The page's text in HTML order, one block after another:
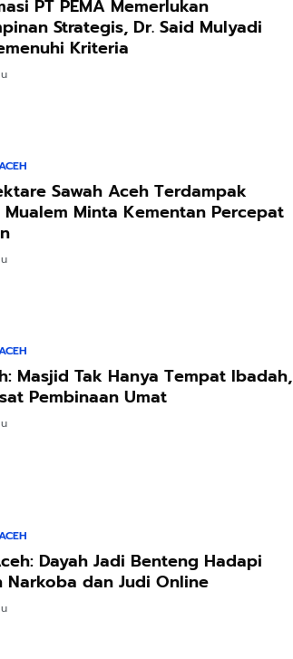
PT PEMA Memerlukan
Strategis, Dr. Said Mulyadi
Kriteria
Sawah Aceh Terdampak
Mualem Minta Kementan Percepat
Masjid Tak Hanya Tempat Ibadah,
Pembinaan Umat
Dayah Jadi Benteng Hadapi
Narkoba dan Judi Online